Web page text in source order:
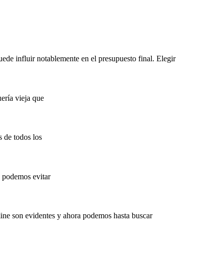
influir notablemente en el presupuesto final. Elegir
vieja que
de todos los
evitar
son evidentes y ahora podemos hasta buscar